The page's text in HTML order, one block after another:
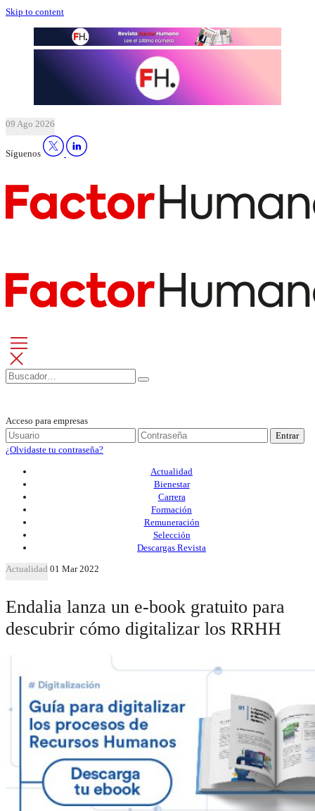
Skip to content
09 Ago 2026
Síguenos
Acceso para empresas
Entrar
¿Olvidaste tu contraseña?
Actualidad
Bienestar
Carrera
Formación
Remuneración
Selección
Descargas Revista
Actualidad 01 Mar 2022
Endalia lanza un e-book gratuito para
descubrir cómo digitalizar los RRHH